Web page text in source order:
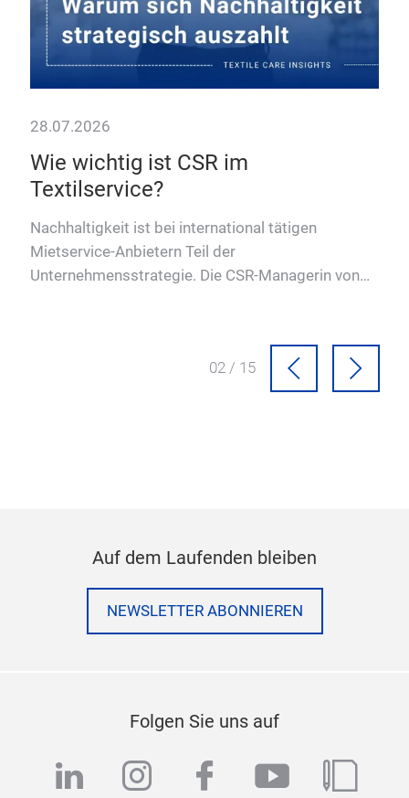
28.07.2026
Wie wichtig ist CSR im
Textilservice?
Nachhaltigkeit ist bei international tätigen
Mietservice-Anbietern Teil der
Unternehmensstrategie. Die CSR-Managerin von
02 / 15
Auf dem Laufenden bleiben
NEWSLETTER ABONNIEREN
Folgen Sie uns auf
linkedininstagram
facebook
youtube
blog